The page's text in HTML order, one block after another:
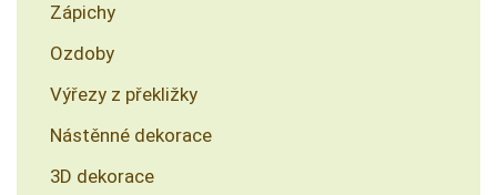
Zápichy
Ozdoby
Výřezy z překližky
Nástěnné dekorace
3D dekorace